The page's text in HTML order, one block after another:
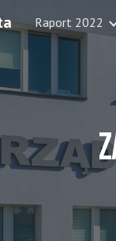
Skip to
Raport 2022